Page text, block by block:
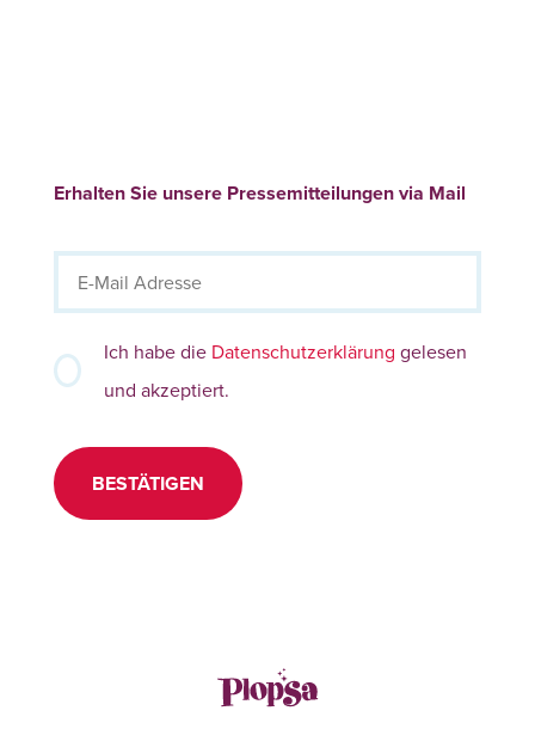
Erhalten Sie unsere Pressemitteilungen via Mail
Ich habe die Datenschutzerklärung gelesen
und akzeptiert.
BESTÄTIGEN